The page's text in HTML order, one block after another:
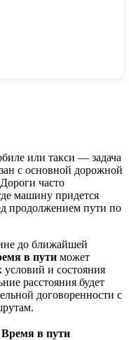
или такси — задача
с основной дорожной
часто
машину придется
продолжением пути по
до ближайшей
в пути может
условий и состояния
расстояния будет
договоренности с
Время в пути